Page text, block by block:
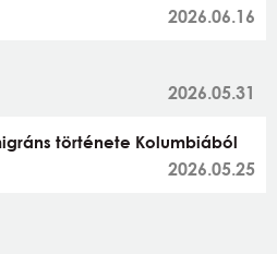
2026.06.16
2026.05.31
története Kolumbiából
2026.05.25